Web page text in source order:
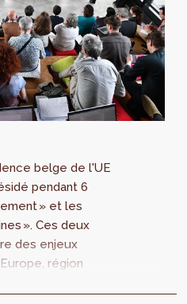
belge de l'UE
pendant 6
» et les
». Ces deux
des enjeux
région